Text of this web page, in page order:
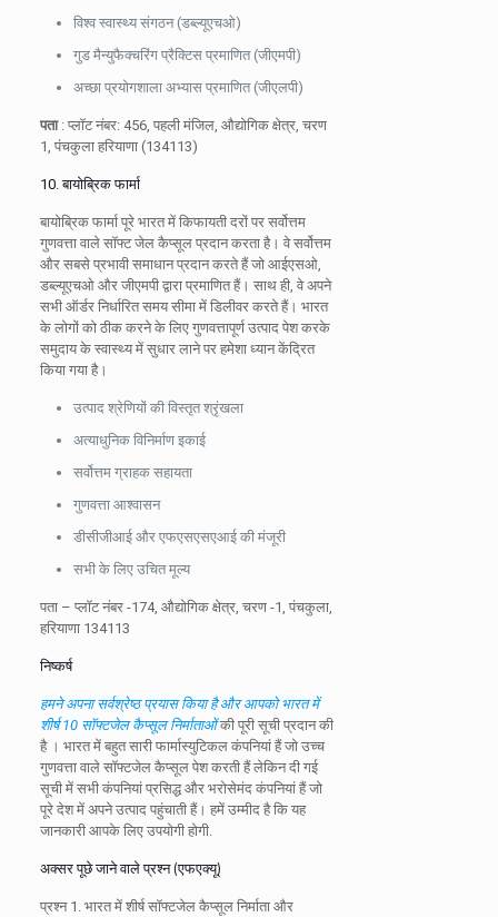
विश्व स्वास्थ्य संगठन (डब्ल्यूएचओ)
गुड मैन्युफैक्चरिंग प्रैक्टिस प्रमाणित (जीएमपी)
अच्छा प्रयोगशाला अभ्यास प्रमाणित (जीएलपी)
पता: प्लॉट नंबर: 456, पहली मंजिल, औद्योगिक क्षेत्र, चरण
1, पंचकुला हरियाणा (134113)
10. बायोब्रिक फार्मा
बायोब्रिक फार्मा पूरे भारत में किफायती दरों पर सर्वोत्तम
गुणवत्ता वाले सॉफ्ट जेल कैप्सूल प्रदान करता है। वे सर्वोत्तम
और सबसे प्रभावी समाधान प्रदान करते हैं जो आईएसओ,
डब्ल्यूएचओ और जीएमपी द्वारा प्रमाणित हैं। साथ ही, वे अपने
सभी ऑर्डर निर्धारित समय सीमा में डिलीवर करते हैं। भारत
के लोगों को ठीक करने के लिए गुणवत्तापूर्ण उत्पाद पेश करके
समुदाय के स्वास्थ्य में सुधार लाने पर हमेशा ध्यान केंद्रित
किया गया है।
उत्पाद श्रेणियों की विस्तृत श्रृंखला
अत्याधुनिक विनिर्माण इकाई
सर्वोत्तम ग्राहक सहायता
गुणवत्ता आश्वासन
डीसीजीआई और एफएसएसएआई की मंजूरी
सभी के लिए उचित मूल्य
पता – प्लॉट नंबर -174, औद्योगिक क्षेत्र, चरण -1, पंचकुला,
हरियाणा 134113
निष्कर्ष
हमने अपना सर्वश्रेष्ठ प्रयास किया है और आपको भारत में
शीर्ष 10 सॉफ्टजेल कैप्सूल निर्माताओंकी पूरी सूची प्रदान की
है । भारत में बहुत सारी फार्मास्युटिकल कंपनियां हैं जो उच्च
गुणवत्ता वाले सॉफ्टजेल कैप्सूल पेश करती हैं लेकिन दी गई
सूची में सभी कंपनियां प्रसिद्ध और भरोसेमंद कंपनियां हैं जो
पूरे देश में अपने उत्पाद पहुंचाती हैं। हमें उम्मीद है कि यह
जानकारी आपके लिए उपयोगी होगी.
अक्सर पूछे जाने वाले प्रश्न (एफएक्यू)
प्रश्न 1. भारत में शीर्ष सॉफ्टजेल कैप्सूल निर्माता और